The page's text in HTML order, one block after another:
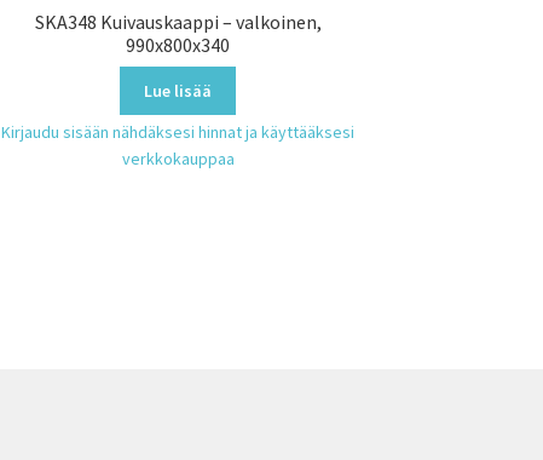
SKA348 Kuivauskaappi – valkoinen,
990x800x340
Lue lisää
Kirjaudu sisään nähdäksesi hinnat ja käyttääksesi
verkkokauppaa